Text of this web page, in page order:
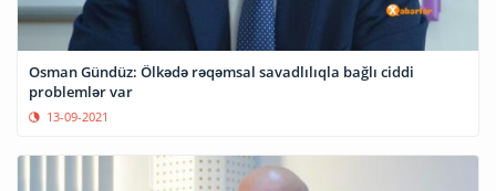
Osman Gündüz: Ölkədə rəqəmsal savadlılıqla bağlı ciddi
problemlər var
13-09-2021